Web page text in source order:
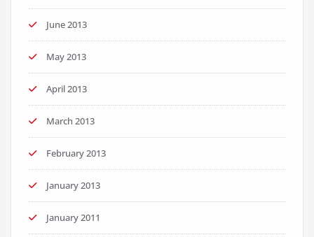
June 2013
May 2013
April 2013
March 2013
February 2013
January 2013
January 2011